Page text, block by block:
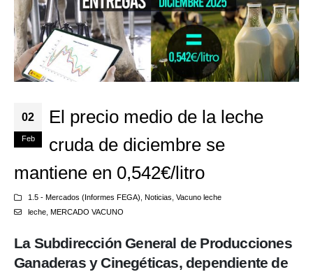
02
Feb
El precio medio de la leche
cruda de diciembre se
mantiene en 0,542€/litro
1.5 - Mercados (Informes FEGA) Noticias Vacuno leche
leche, MERCADO VACUNO
La Subdirección General de Producciones
Ganaderas y Cinegéticas, dependiente de